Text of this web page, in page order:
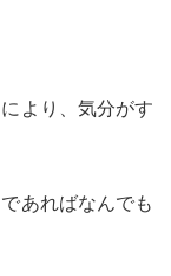
より、気分がす
あればなんでも